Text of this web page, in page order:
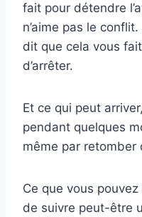
fait pour détendre
n’aime pas le
dit que cela vous
d’arrêter.
Et ce qui peut arriver,
pendant quelques
même par retomber
Ce que vous
de suivre peut-être